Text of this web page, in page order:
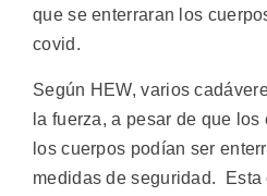
que se enterraran los
covid.
Según HEW, varios
la fuerza, a pesar de que
los cuerpos podían ser
medidas de seguridad. Esta